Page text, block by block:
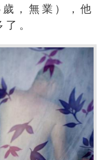
，無業），他
。